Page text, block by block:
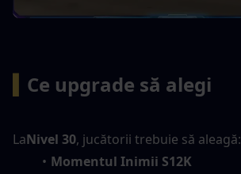
Ce upgrade să alegi
LaNivel 30, jucătorii trebuie să aleagă:
Momentul Inimii S12K